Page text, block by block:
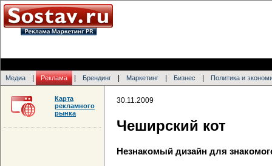
Медиа Реклама Брендинг Маркетинг Бизнес Политика и
30.11.2009
Чеширский кот
Незнакомый дизайн для
Карта
рекламного
рынка